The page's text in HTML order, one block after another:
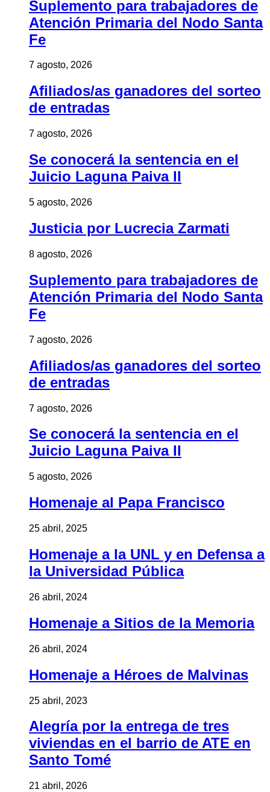
Suplemento para trabajadores de
Atención Primaria del Nodo Santa
Fe
7 agosto, 2026
Afiliados/as ganadores del sorteo
de entradas
7 agosto, 2026
Se conocerá la sentencia en el
Juicio Laguna Paiva II
5 agosto, 2026
Justicia por Lucrecia Zarmati
8 agosto, 2026
Suplemento para trabajadores de
Atención Primaria del Nodo Santa
Fe
7 agosto, 2026
Afiliados/as ganadores del sorteo
de entradas
7 agosto, 2026
Se conocerá la sentencia en el
Juicio Laguna Paiva II
5 agosto, 2026
Homenaje al Papa Francisco
25 abril, 2025
Homenaje a la UNL y en Defensa a
la Universidad Pública
26 abril, 2024
Homenaje a Sitios de la Memoria
26 abril, 2024
Homenaje a Héroes de Malvinas
25 abril, 2023
Alegría por la entrega de tres
viviendas en el barrio de ATE en
Santo Tomé
21 abril, 2026